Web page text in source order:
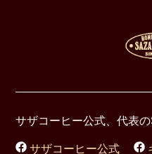
サザコーヒー公式、代表
サザコーヒー公式